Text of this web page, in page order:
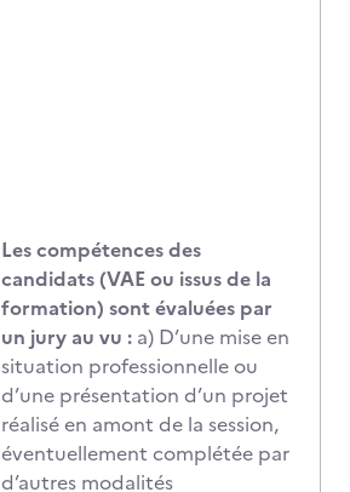
Les compétences des
candidats (VAE ou issus de la
formation) sont évaluées par
un jury au vu : a) D’une mise en
situation professionnelle ou
d’une présentation d’un projet
réalisé en amont de la session,
éventuellement complétée par
d’autres modalités